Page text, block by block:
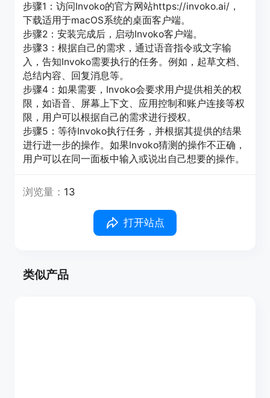
步骤1：访问Invoko的官方网站https://invoko.ai/，
下载适用于macOS系统的桌面客户端。
步骤2：安装完成后，启动Invoko客户端。
步骤3：根据自己的需求，通过语音指令或文字输
入，告知Invoko需要执行的任务。例如，起草文档、
总结内容、回复消息等。
步骤4：如果需要，Invoko会要求用户提供相关的权
限，如语音、屏幕上下文、应用控制和账户连接等权
限，用户可以根据自己的需求进行授权。
步骤5：等待Invoko执行任务，并根据其提供的结果
进行进一步的操作。如果Invoko猜测的操作不正确，
用户可以在同一面板中输入或说出自己想要的操作。
浏览量： 13
打开站点
类似产品